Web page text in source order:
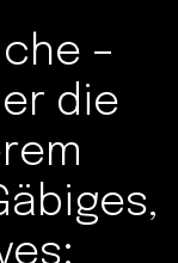
–
die